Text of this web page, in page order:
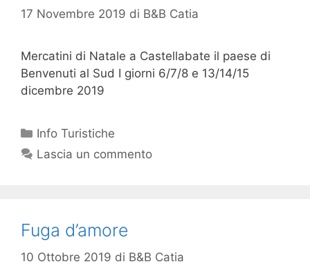
17 Novembre 2019 di B&B Catia
Mercatini di Natale a Castellabate il paese di
Benvenuti al Sud I giorni 6/7/8 e 13/14/15
dicembre 2019
Info Turistiche
Lascia un commento
Fuga d’amore
10 Ottobre 2019 di B&B Catia